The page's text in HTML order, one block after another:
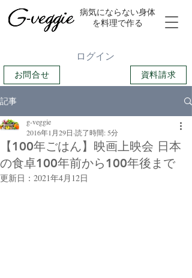
​病気にならない身体
を料理で作る
お問合せ
ログイン
資料請求
記事
【100年ごはん】映画上映会 日本
の食卓100年前から100年後まで
g-veggie
2016年1月29日 読了時間: 5分
更新日： 2021年4月12日